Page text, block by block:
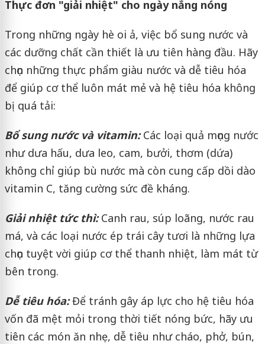
Thực đơn "giải nhiệt" cho ngày nắng nóng
Trong những ngày hè oi ả, việc bổ sung nước và
các dưỡng chất cần thiết là ưu tiên hàng đầu. Hãy
chọn những thực phẩm giàu nước và dễ tiêu hóa
để giúp cơ thể luôn mát mẻ và hệ tiêu hóa không
bị quá tải:
Bổ sung nước và vitamin:Các loại quả mọng nước
như dưa hấu, dưa leo, cam, bưởi, thơm (dứa)
không chỉ giúp bù nước mà còn cung cấp dồi dào
vitamin C, tăng cường sức đề kháng.
Giải nhiệt tức thì:Canh rau, súp loãng, nước rau
má, và các loại nước ép trái cây tươi là những lựa
chọn tuyệt vời giúp cơ thể thanh nhiệt, làm mát từ
bên trong.
Dễ tiêu hóa:Để tránh gây áp lực cho hệ tiêu hóa
vốn đã mệt mỏi trong thời tiết nóng bức, hãy ưu
tiên các món ăn nhẹ, dễ tiêu như cháo, phở, bún,